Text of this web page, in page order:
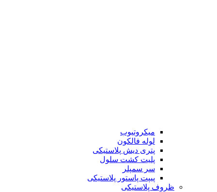
میکروتیوب
لوله فالکون
پتری دیش پلاستیکی
پلیت کشت سلول
سر سمپلر
پیپت پاستور پلاستیکی
ظروف پلاستیکی